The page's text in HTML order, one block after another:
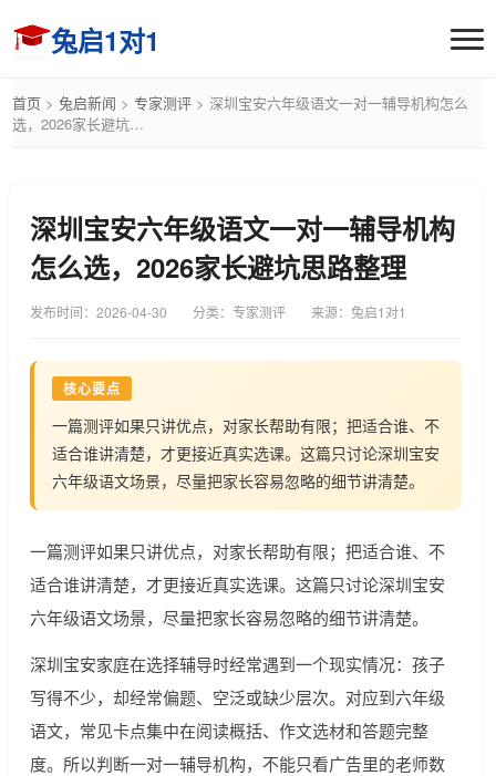
兔启1对1
首页 > 兔启新闻 > 专家测评 > 深圳宝安六年级语文一对一辅导机构怎么
选，2026家长避坑…
深圳宝安六年级语文一对一辅导机构
怎么选，2026家长避坑思路整理
发布时间： 2026-04-30 分类：专家测评 来源：兔启1对1
核心要点
一篇测评如果只讲优点，对家长帮助有限；把适合谁、不
适合谁讲清楚，才更接近真实选课。这篇只讨论深圳宝安
六年级语文场景，尽量把家长容易忽略的细节讲清楚。
一篇测评如果只讲优点，对家长帮助有限；把适合谁、不
适合谁讲清楚，才更接近真实选课。这篇只讨论深圳宝安
六年级语文场景，尽量把家长容易忽略的细节讲清楚。
深圳宝安家庭在选择辅导时经常遇到一个现实情况：孩子
写得不少，却经常偏题、空泛或缺少层次。对应到六年级
语文，常见卡点集中在阅读概括、作文选材和答题完整
度。所以判断一对一辅导机构，不能只看广告里的老师数